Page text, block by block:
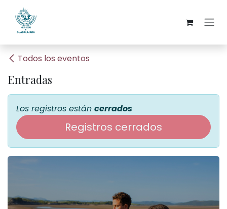
Ir al contenido
Todos los eventos
Entradas
Los registros están cerrados
Registros cerrados